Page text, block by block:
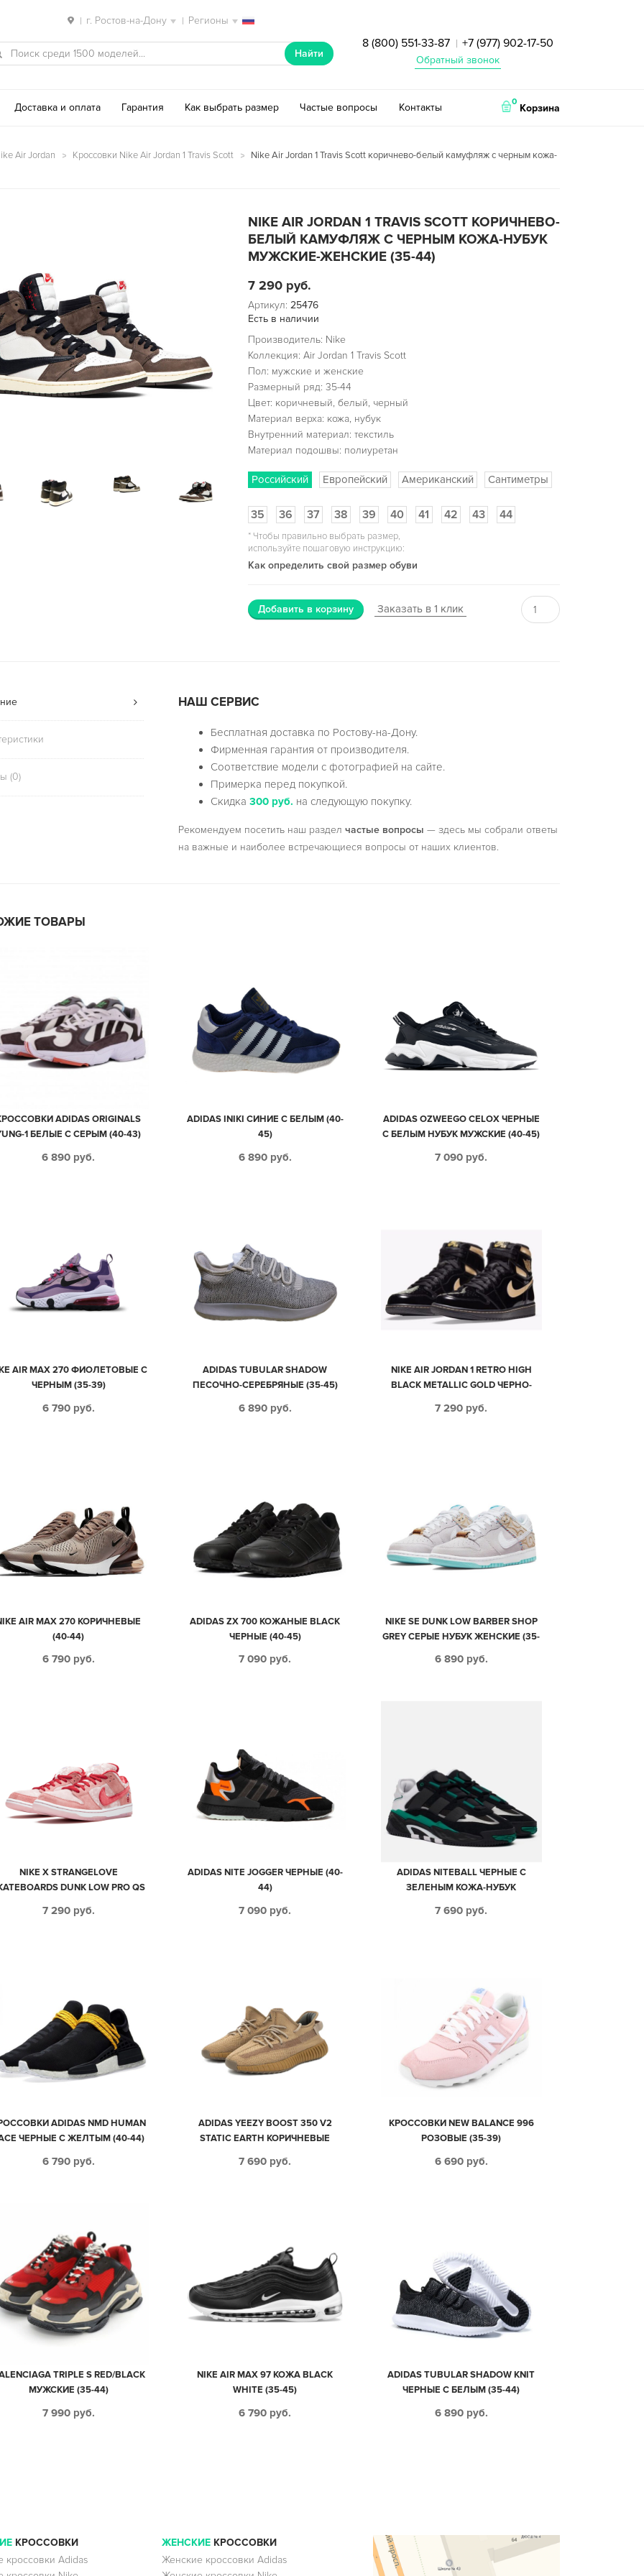
| г. Ростов-на-Дону | Регионы
Найти
8 (800) 551-33-87 | +7 (977) 902-17-50
Обратный звонок
Доставка и оплата Гарантия Как выбрать размер Частые вопросы Контакты 0
Корзина
Air Jordan Кроссовки Nike Air Jordan 1 Travis Scott Nike Air Jordan 1 Travis Scott коричнево-белый камуфляж с черным кожа-
NIKE AIR JORDAN 1 TRAVIS SCOTT КОРИЧНЕВО-
БЕЛЫЙ КАМУФЛЯЖ С ЧЕРНЫМ КОЖА-НУБУК
МУЖСКИЕ-ЖЕНСКИЕ (35-44)
7 290 руб.
Артикул: 25476
Есть в наличии
Производитель: Nike
Коллекция: Air Jordan 1 Travis Scott
Пол: мужские и женские
Размерный ряд: 35-44
Цвет: коричневый, белый, черный
Материал верха: кожа, нубук
Внутренний материал: текстиль
Материал подошвы: полиуретан
Российский Европейский Американский Сантиметры
35 36 37 38 39 40 41 42 43 44
*Чтобы правильно выбрать размер,
используйте пошаговую инструкцию:
Как определить свой размер обуви
Добавить в корзину Заказать в 1 клик
(0)
НАШ СЕРВИС
Бесплатная доставка по Ростову-на-Дону.
Фирменная гарантия от производителя.
Соответствие модели с фотографией на сайте.
Примерка перед покупкой.
Скидка300 руб. на следующую покупку.
Рекомендуем посетить наш разделчастые вопросы — здесь мы собрали ответы
на важные и наиболее встречающиеся вопросы от наших клиентов.
ТОВАРЫ
АDIDAS ORIGINALS
1 БЕЛЫЕ С СЕРЫМ (40-43)
6 890 руб.
ADIDAS INIKI СИНИЕ С БЕЛЫМ (40-
45)
6 890 руб.
ADIDAS OZWEEGO CELOX ЧЕРНЫЕ
С БЕЛЫМ НУБУК МУЖСКИЕ (40-45)
7 090 руб.
AIR MAX 270 ФИОЛЕТОВЫЕ С
ЧЕРНЫМ (35-39)
6 790 руб.
ADIDAS TUBULAR SHADOW
ПЕСОЧНО-СЕРЕБРЯНЫЕ (35-45)
6 890 руб.
NIKE AIR JORDAN 1 RETRO HIGH
BLACK METALLIC GOLD ЧЕРНО-
ЖЕНСКИЕ (35-44)
7 290 руб.
AIR MAX 270 КОРИЧНЕВЫЕ
(40-44)
6 790 руб.
ADIDAS ZX 700 КОЖАНЫЕ BLACK
ЧЕРНЫЕ (40-45)
7 090 руб.
NIKE SE DUNK LOW BARBER SHOP
GREY СЕРЫЕ НУБУК ЖЕНСКИЕ (35-
6 890 руб.
NIKE X STRANGELOVE
DUNK LOW PRO QS
МУЖСКИЕ-ЖЕНСКИЕ (35-
7 290 руб.
ADIDAS NITE JOGGER ЧЕРНЫЕ (40-
44)
7 090 руб.
ADIDAS NITEBALL ЧЕРНЫЕ С
ЗЕЛЕНЫМ КОЖА-НУБУК
7 690 руб.
ADIDAS NMD HUMAN
ЧЕРНЫЕ С ЖЕЛТЫМ (40-44)
6 790 руб.
ADIDAS YEEZY BOOST 350 V2
STATIC EARTH КОРИЧНЕВЫЕ
7 690 руб.
КРОССОВКИ NEW BALANCE 996
РОЗОВЫЕ (35-39)
6 690 руб.
TRIPLE S RED/BLACK
МУЖСКИЕ (35-44)
7 990 руб.
NIKE AIR MAX 97 КОЖА BLACK
WHITE (35-45)
6 790 руб.
ADIDAS TUBULAR SHADOW KNIT
ЧЕРНЫЕ С БЕЛЫМ (35-44)
6 890 руб.
КРОССОВКИ
кроссовки Adidas
ЖЕНСКИЕКРОССОВКИ
Женские кроссовки Adidas